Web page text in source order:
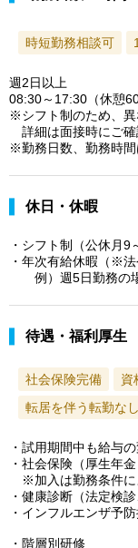
時短勤務相談可
週2日以上
08:30～17:30（休憩60
※シフト制のため、異
詳細は面接時にご確
※勤務日数、勤務時間
休日・休暇
・シフト制（公休月
・年次有給休暇（※
例）週5日勤務の
待遇・福利厚生
社会保険完備 資
転居を伴う転勤なし
・試用期間中も給与
・社会保険（厚生年
※加入は勤務条件に
・健康診断（法定検
・インフルエンザ予
・階層別研修